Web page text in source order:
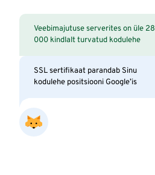
Veebimajutuse serverites on üle 28
000 kindlalt turvatud kodulehe
SSL sertifikaat parandab Sinu
kodulehe positsiooni Google’is